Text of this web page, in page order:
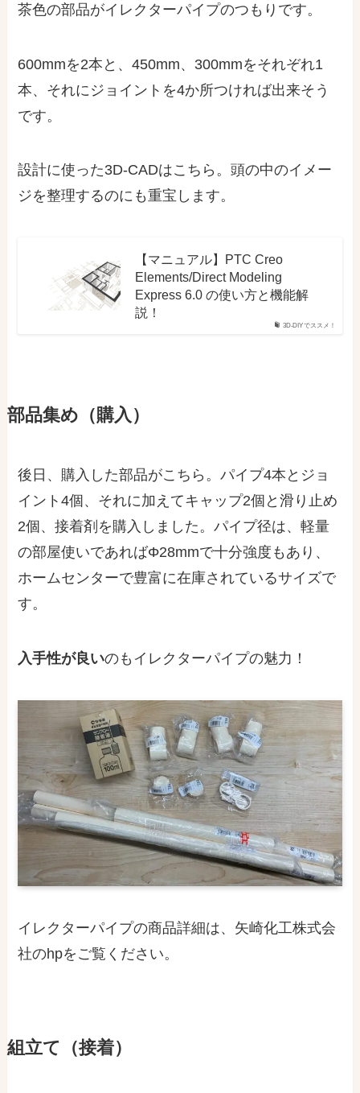
茶色の部品がイレクターパイプのつもりです。
600mmを2本と、450mm、300mmをそれぞれ1
本、それにジョイントを4か所つければ出来そう
です。
設計に使った3D-CADはこちら。頭の中のイメー
ジを整理するのにも重宝します。
3D-DIYでススメ！
【マニュアル】PTC Creo
Elements/Direct Modeling
Express 6.0 の使い方と機能解
説！
部品集め（購入）
後日、購入した部品がこちら。パイプ4本とジョ
イント4個、それに加えてキャップ2個と滑り止め
2個、接着剤を購入しました。パイプ径は、軽量
の部屋使いであればΦ28mmで十分強度もあり、
ホームセンターで豊富に在庫されているサイズで
す。
入手性が良いのもイレクターパイプの魅力！
イレクターパイプの商品詳細は、矢崎化工株式会
社のhpをご覧ください。
組立て（接着）